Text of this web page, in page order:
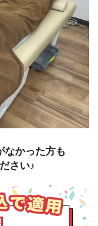
なかった方も
さい♪